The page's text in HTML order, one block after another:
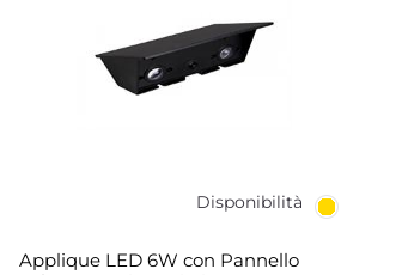
Disponibilità
Applique LED 6W con Pannello